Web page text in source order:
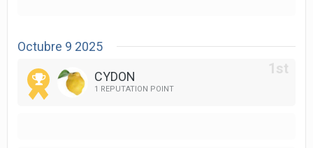
Octubre 9 2025
CYDON
1 REPUTATION POINT